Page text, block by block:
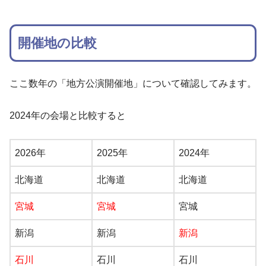
開催地の比較
ここ数年の「地方公演開催地」について確認してみます。
2024年の会場と比較すると
2026年 2025年 2024年
北海道 北海道 北海道
宮城 宮城 宮城
新潟 新潟 新潟
石川 石川 石川